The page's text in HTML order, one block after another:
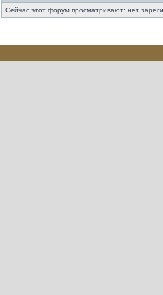
Сейчас этот форум просматривают: нет